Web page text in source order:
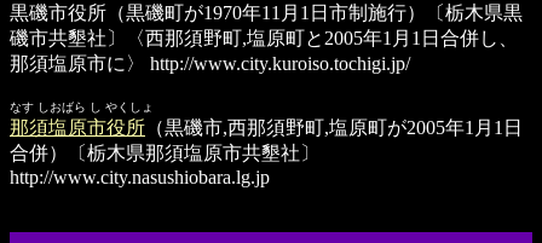
黒磯市役所 （黒磯町が1970年11月1日市制施行）〔栃木県黒
磯市共墾社〕〈西那須野町,塩原町と2005年1月1日合併し、
那須塩原市に〉
http://www.city.kuroiso.tochigi.jp/
なす しおばら し やくしょ
那須塩原市役所 （黒磯市,西那須野町,塩原町が2005年1月1日
合併）〔栃木県那須塩原市共墾社〕
http://www.city.nasushiobara.lg.jp